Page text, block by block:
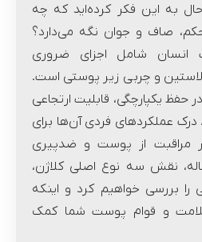
به این فکر کرده‌اید که چه
صاف و جوان نگه می‌دارد؟
انسان شامل اجزای ضروری
و چربی زیر پوستی است.
یکپارچگی، قابلیت ارتجاعی
عملکردهای فردی آن‌ها برای
مراقبت از پوست و ضدپیری
نقش سه نوع اصلی کلاژن،
بررسی خواهیم کرد و اینکه
و قوام پوست شما کمک